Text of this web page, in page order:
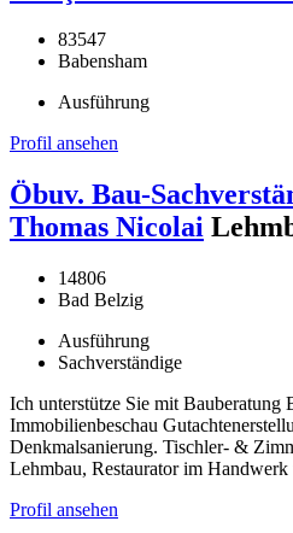
83547
Babensham
Ausführung
Profil ansehen
Öbuv. Bau-
Thomas Nicolai
14806
Bad Belzig
Ausführung
Sachverständige
Ich unterstütze Sie mit Bauberatung
Immobilienbeschau
Denkmalsanierung. Tischler- &
Lehmbau, Restaurator im
Profil ansehen